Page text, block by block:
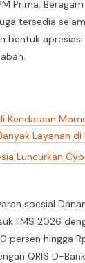
Prima.
tersedia
bentuk
Kendaraan
Layanan di
Luncurkan
spesial
IIMS 2026
persen hingga
QRIS D-